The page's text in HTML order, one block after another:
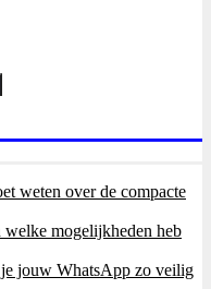
weten over de compacte
mogelijkheden heb
jouw WhatsApp zo veilig